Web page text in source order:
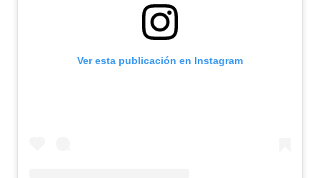
Ver esta publicación en Instagram